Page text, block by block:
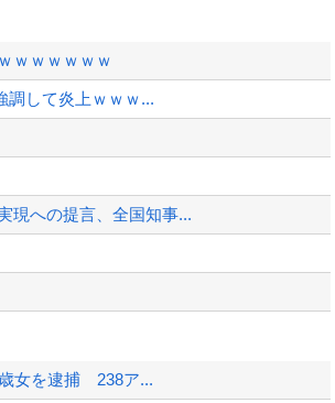
ｗｗｗｗｗｗ
調して炎上ｗｗｗ...
現への提言、全国知事...
女を逮捕 238ア...